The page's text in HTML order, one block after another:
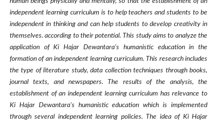
independent learning curriculum is to help teachers and students to be
independent in thinking and can help students to develop creativity in
themselves. according to their potential. This study aims to analyze the
application of Ki Hajar Dewantara's humanistic education in the
formation of an independent learning curriculum. This research includes
the type of literature study, data collection techniques through books,
journal texts, and newspapers. The results of the analysis, the
establishment of an independent learning curriculum has relevance to
Ki Hajar Dewantara's humanistic education which is implemented
through several independent learning policies. The idea of Ki Hajar